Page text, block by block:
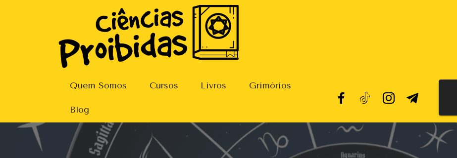
Quem Somos Cursos Livros Grimórios
Blog